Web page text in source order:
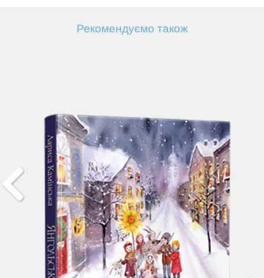
Рекомендуємо також